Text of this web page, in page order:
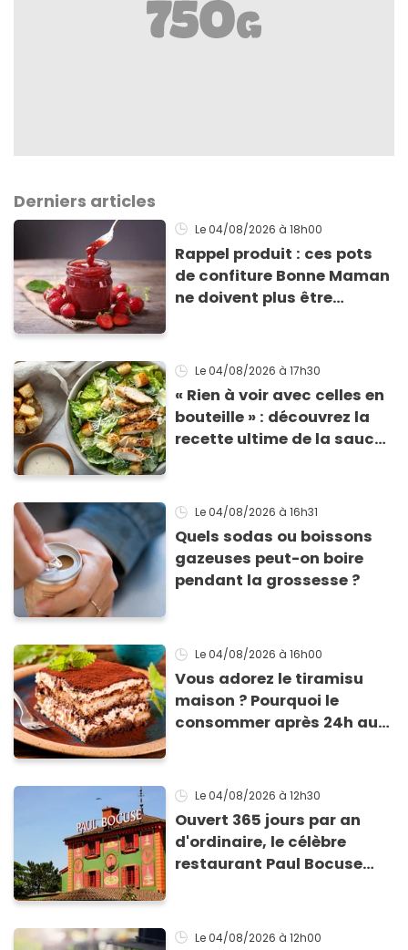
Derniers articles
Le 04/08/2026 à 18h00
Rappel produit : ces pots
de confiture Bonne Maman
ne doivent plus être
morceaux de verre
Le 04/08/2026 à 17h30
« Rien à voir avec celles en
bouteille » : découvrez la
recette ultime de la sauce
Le 04/08/2026 à 16h31
Quels sodas ou boissons
gazeuses peut-on boire
pendant la grossesse ?
Le 04/08/2026 à 16h00
Vous adorez le tiramisu
maison ? Pourquoi le
consommer après 24h au
Le 04/08/2026 à 12h30
Ouvert 365 jours par an
d'ordinaire, le célèbre
restaurant Paul Bocuse
Le 04/08/2026 à 12h00